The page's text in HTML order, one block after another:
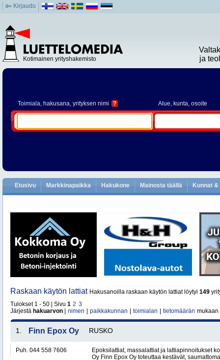
Kirjaudu
Kotimainen yrityshakemisto
ja
Toimiala, hakusana, yrityksen nimi ? Alue, kunta, osoite
Etusivu Markkinapaikka Hakukone Mainosta täällä Kunnat
Raskaan käytön lattiat Hakusanoilla raskaan käytön lattiat löytyi 149
Tulokset 1 - 50 | Sivu 1 2 3
Järjestä hakuarvon nimen paikkakunnan toimialan tietomäärän mukaan
1. Finn Epox Oy RUSKO
Puh. 044 558 7606
Epoksilattiat, massalattiat ja lattiapinnoitukset
Oy Finn Epox Oy toteuttaa kestävät,